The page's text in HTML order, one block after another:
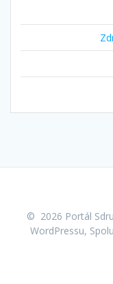
© 2026 Portál
WordPressu,